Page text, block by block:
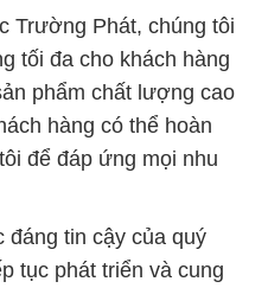
Trường Phát, chúng tôi
tối đa cho khách hàng
phẩm chất lượng cao
hàng có thể hoàn
để đáp ứng mọi nhu
đáng tin cậy của quý
tục phát triển và cung